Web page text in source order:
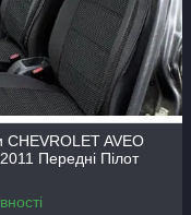
CHEVROLET AVEO
Передні Пілот